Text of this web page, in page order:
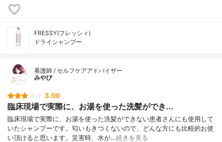
FRESSY(フレッシィ)
ドライシャンプー
看護師 / セルフケアアドバイザー
みやび
3.00
臨床現場で実際に、お湯を使った洗髪ができ...
臨床現場で実際に、お湯を使った洗髪ができない患者さんにも使用して
いたシャンプーです。匂いもきつくないので、どんな方にも比較的お使
い頂けると思います。災害時、水が…続きを見る